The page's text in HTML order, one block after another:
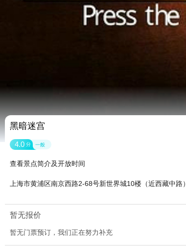
黑暗迷宫
4.0 分 一般
查看景点简介及开放时间
上海市黄浦区南京西路2-68号新世界城10楼（近西藏中路）
暂无报价
暂无门票预订，我们正在努力补充